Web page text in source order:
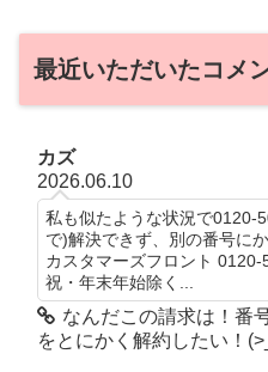
最近いただいたコメ
カズ
2026.06.10
私も似たような状況で0120-
で)解決できず、別の番号に
カスタマーズフロント
祝・年末年始除く...
なんだこの請求は！番
をとにかく解約したい！